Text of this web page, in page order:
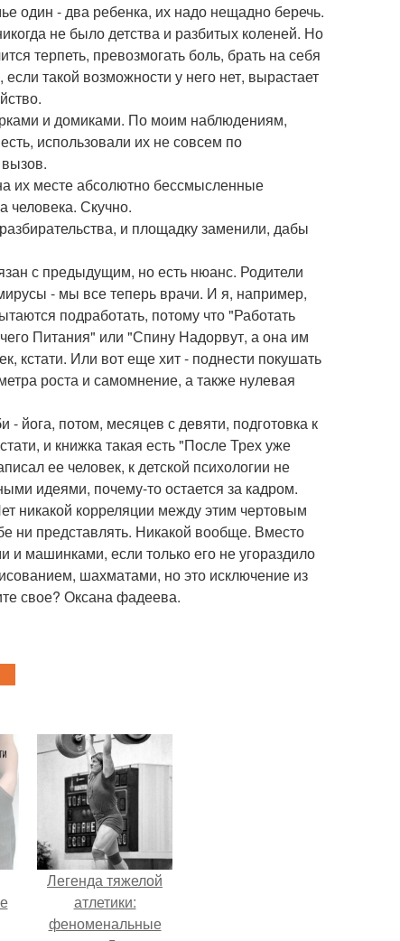
один - два ребенка, их надо нещадно беречь.
не было детства и разбитых коленей. Но
терпеть, превозмогать боль, брать на себя
такой возможности у него нет, вырастает
и домиками. По моим наблюдениям,
использовали их не совсем по
их месте абсолютно бессмысленные
человека. Скучно.
и площадку заменили, дабы
с предыдущим, но есть нюанс. Родители
- мы все теперь врачи. И я, например,
подработать, потому что "Работать
Питания" или "Спину Надорвут, а она им
кстати. Или вот еще хит - поднести покушать
роста и самомнение, а также нулевая
йога, потом, месяцев с девяти, подготовка к
и книжка такая есть "После Трех уже
ее человек, к детской психологии не
идеями, почему-то остается за кадром.
никакой корреляции между этим чертовым
ни представлять. Никакой вообще. Вместо
и машинками, если только его не угораздило
шахматами, но это исключение из
свое? Оксана фадеева.
Легенда тяжелой
атлетики:
феноменальные